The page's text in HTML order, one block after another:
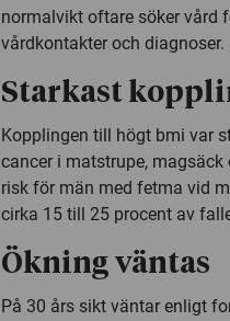
normalvikt oftare söker vård
vårdkontakter och diagnoser.
Starkast
Kopplingen till högt bmi var
cancer i matstrupe,
risk för män med fetma vid
cirka 15 till 25 procent av
Ökning väntas
På 30 års sikt väntar enligt